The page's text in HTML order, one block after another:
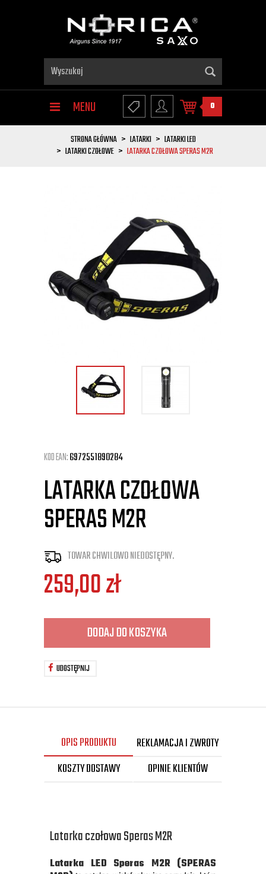
MENU 0
STRONA GŁÓWNA LATARKI
LATARKI LED
LATARKI CZOŁOWE
LATARKA CZOŁOWA SPERAS M2R
KOD EAN:6972551890284
LATARKA CZOŁOWA
SPERAS M2R
TOWAR CHWILOWO NIEDOSTĘPNY.
259,00zł
DODAJ DO KOSZYKA
UDOSTĘPNIJ
OPIS PRODUKTU
REKLAMACJA I ZWROTY
KOSZTY DOSTAWY
OPINIE KLIENTÓW
Latarka czołowa Speras M2R
Latarka LED Speras M2R (SPERAS